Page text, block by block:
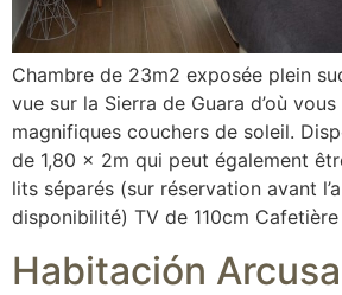
Chambre de 23m2 exposée plein
vue sur la Sierra de Guara d’où
magnifiques couchers de soleil.
de 1,80 x 2m qui peut également
lits séparés (sur réservation avant
disponibilité) TV de 110cm
Habitación Arcusa